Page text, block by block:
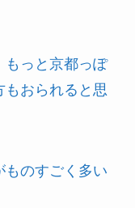
もっと京都っぽ
もおられると思
ものすごく多い